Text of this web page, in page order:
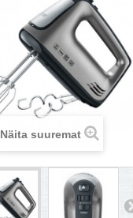
Näita suuremat